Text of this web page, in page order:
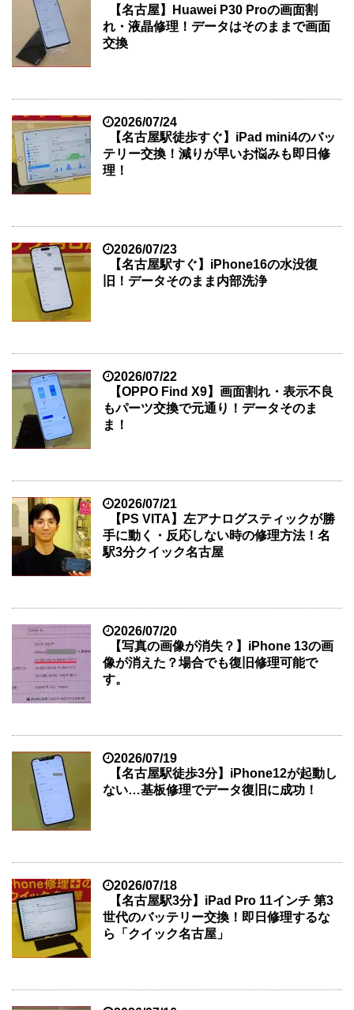
【名古屋】Huawei P30 Proの画面割
れ・液晶修理！データはそのままで画面
交換
2026/07/24
【名古屋駅徒歩すぐ】iPad mini4のバッ
テリー交換！減りが早いお悩みも即日修
理！
2026/07/23
【名古屋駅すぐ】iPhone16の水没復
旧！データそのまま内部洗浄
2026/07/22
【OPPO Find X9】画面割れ・表示不良
もパーツ交換で元通り！データそのま
ま！
2026/07/21
【PS VITA】左アナログスティックが勝
手に動く・反応しない時の修理方法！名
駅3分クイック名古屋
2026/07/20
【写真の画像が消失？】iPhone 13の画
像が消えた？場合でも復旧修理可能で
す。
2026/07/19
【名古屋駅徒歩3分】iPhone12が起動し
ない…基板修理でデータ復旧に成功！
2026/07/18
【名古屋駅3分】iPad Pro 11インチ 第3
世代のバッテリー交換！即日修理するな
ら「クイック名古屋」